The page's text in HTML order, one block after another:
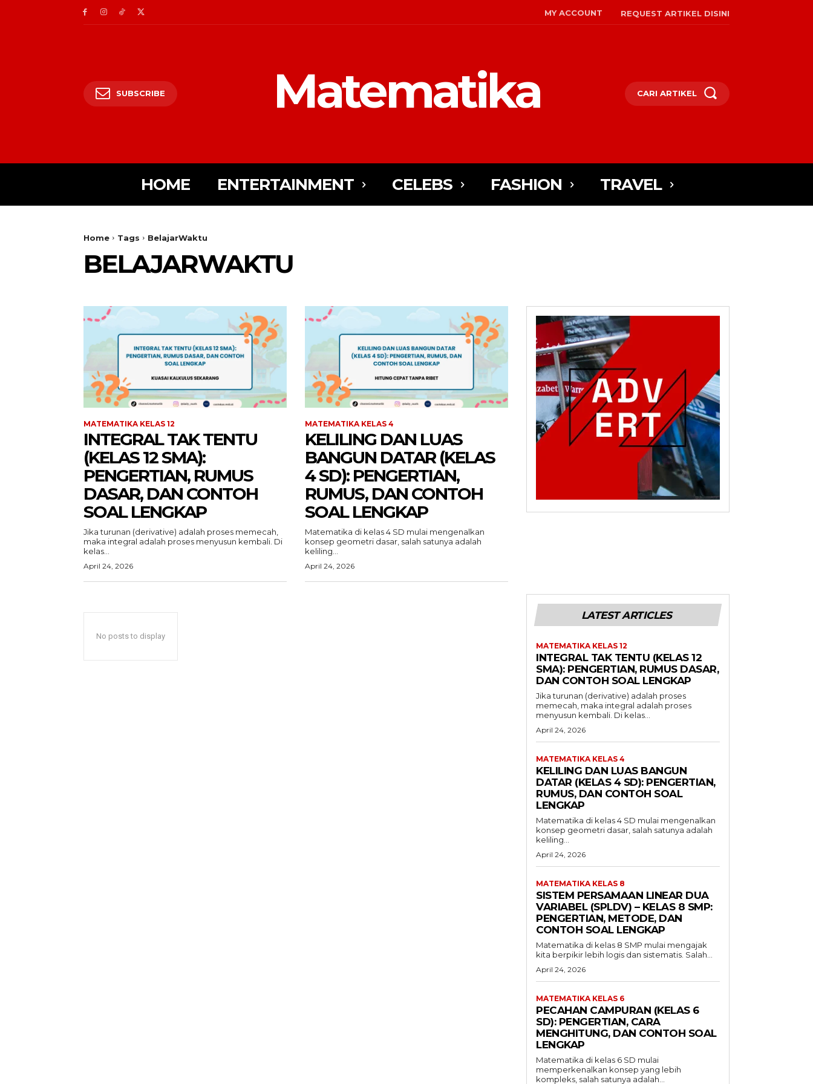
MY ACCOUNT REQUEST ARTIKEL DISINI
SUBSCRIBE Matematika CARI ARTIKEL
HOME ENTERTAINMENT CELEBS FASHION TRAVEL
Home Tags BelajarWaktu
BELAJARWAKTU
MATEMATIKA KELAS 12
INTEGRAL TAK TENTU
(KELAS 12 SMA):
PENGERTIAN, RUMUS
DASAR, DAN CONTOH
SOAL LENGKAP
Jika turunan (derivative) adalah proses memecah,
maka integral adalah proses menyusun kembali. Di
kelas...
April 24, 2026
MATEMATIKA KELAS 4
KELILING DAN LUAS
BANGUN DATAR (KELAS
4 SD): PENGERTIAN,
RUMUS, DAN CONTOH
SOAL LENGKAP
Matematika di kelas 4 SD mulai mengenalkan
konsep geometri dasar, salah satunya adalah
keliling...
April 24, 2026
No posts to display
LATEST ARTICLES
MATEMATIKA KELAS 12
INTEGRAL TAK TENTU (KELAS 12
SMA): PENGERTIAN, RUMUS DASAR,
DAN CONTOH SOAL LENGKAP
Jika turunan (derivative) adalah proses
memecah, maka integral adalah proses
menyusun kembali. Di kelas...
April 24, 2026
MATEMATIKA KELAS 4
KELILING DAN LUAS BANGUN
DATAR (KELAS 4 SD): PENGERTIAN,
RUMUS, DAN CONTOH SOAL
LENGKAP
Matematika di kelas 4 SD mulai mengenalkan
konsep geometri dasar, salah satunya adalah
keliling...
April 24, 2026
MATEMATIKA KELAS 8
SISTEM PERSAMAAN LINEAR DUA
VARIABEL (SPLDV) – KELAS 8 SMP:
PENGERTIAN, METODE, DAN
CONTOH SOAL LENGKAP
Matematika di kelas 8 SMP mulai mengajak
kita berpikir lebih logis dan sistematis. Salah...
April 24, 2026
MATEMATIKA KELAS 6
PECAHAN CAMPURAN (KELAS 6
SD): PENGERTIAN, CARA
MENGHITUNG, DAN CONTOH SOAL
LENGKAP
Matematika di kelas 6 SD mulai
memperkenalkan konsep yang lebih
kompleks, salah satunya adalah...